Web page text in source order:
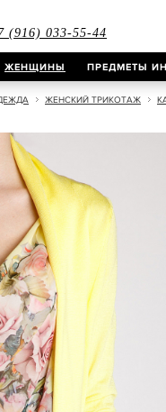
(916) 033-55-44
ЖЕНЩИНЫ ПРЕДМЕТЫ
ЖЕНСКИЙ ТРИКОТАЖ